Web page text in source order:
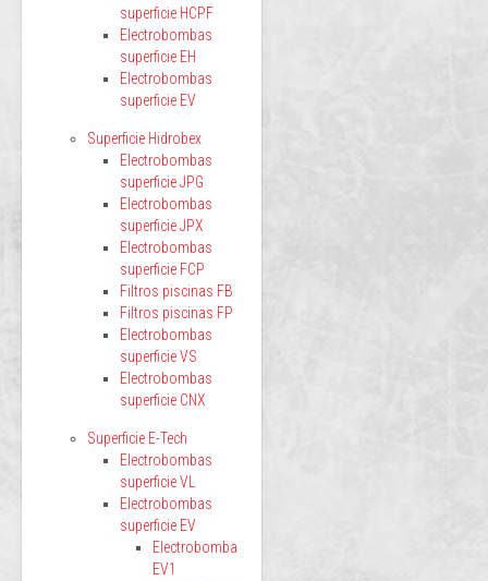
superficie HCPF
Electrobombas
superficie EH
Electrobombas
superficie EV
Superficie Hidrobex
Electrobombas
superficie JPG
Electrobombas
superficie JPX
Electrobombas
superficie FCP
Filtros piscinas FB
Filtros piscinas FP
Electrobombas
superficie VS
Electrobombas
superficie CNX
Superficie E-Tech
Electrobombas
superficie VL
Electrobombas
superficie EV
Electrobomba
EV1